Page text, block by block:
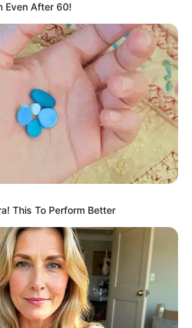
Souza Dias,
Dona Lia, morre
Assis
– Associação Rural dos
de Cana do Vale do
que liderou a partir de 1977.
Da Redação
05/2025 Foto: Assocana
Messenger
X
Even After 60!
This To Perform Better